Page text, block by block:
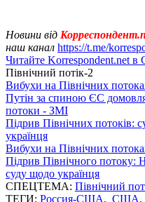
Новини від
наш канал https://t.me/
Читайте Korrespondent.net в
Північний потік-2
Вибухи на Північних
Путін за спиною ЄС
потоки - ЗМІ
Підрив Північних потоків:
українця
Вибухи на Північних
Підрив Північного потоку:
суду щодо українця
СПЕЦТЕМА: Північний
ТЕГИ: Россия-США, США,